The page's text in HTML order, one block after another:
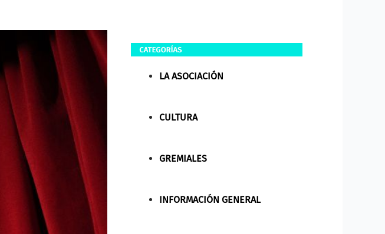
LA ASOCIACIÓN
CULTURA
GREMIALES
INFORMACIÓN GENERAL